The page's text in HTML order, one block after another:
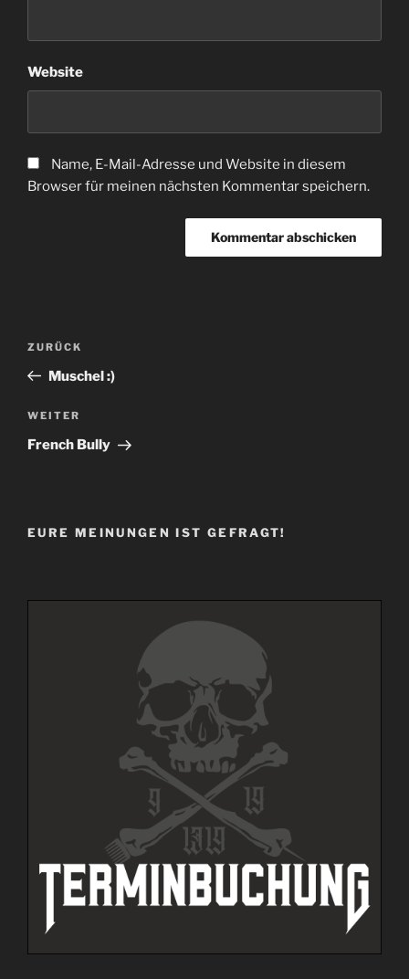
Website
Name, E-Mail-Adresse und Website in diesem
Browser für meinen nächsten Kommentar speichern.
Beitragsnavigation
Vorheriger
Beitrag
ZURÜCK
Muschel :)
Nächster
Beitrag
WEITER
French Bully
EURE MEINUNGEN IST GEFRAGT!